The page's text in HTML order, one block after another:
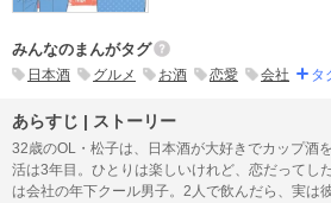
みんなのまんがタグ
日本酒 グルメ お酒 恋愛 会社 タ
あらすじ | ストーリー
32歳のOL・松子は、日本酒が大好きでカップ酒
活は3年目。ひとりは楽しいけれど、恋だってし
は会社の年下クール男子。2人で飲んだら、実は